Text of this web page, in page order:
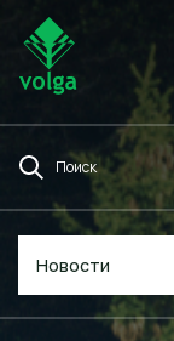
Поиск
Новости